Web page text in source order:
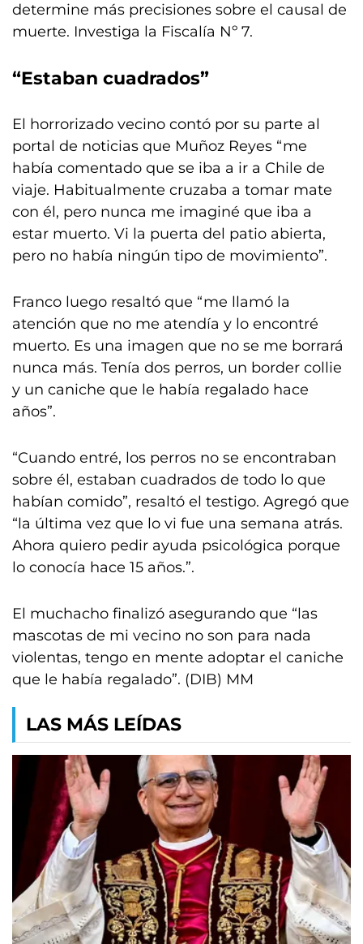
determine más precisiones sobre el causal de
muerte. Investiga la Fiscalía Nº 7.
“Estaban cuadrados”
El horrorizado vecino contó por su parte al
portal de noticias que Muñoz Reyes “me
había comentado que se iba a ir a Chile de
viaje. Habitualmente cruzaba a tomar mate
con él, pero nunca me imaginé que iba a
estar muerto. Vi la puerta del patio abierta,
pero no había ningún tipo de movimiento”.
Franco luego resaltó que “me llamó la
atención que no me atendía y lo encontré
muerto. Es una imagen que no se me borrará
nunca más. Tenía dos perros, un border collie
y un caniche que le había regalado hace
años”.
“Cuando entré, los perros no se encontraban
sobre él, estaban cuadrados de todo lo que
habían comido”, resaltó el testigo. Agregó que
“la última vez que lo vi fue una semana atrás.
Ahora quiero pedir ayuda psicológica porque
lo conocía hace 15 años.”.
El muchacho finalizó asegurando que “las
mascotas de mi vecino no son para nada
violentas, tengo en mente adoptar el caniche
que le había regalado”. (DIB) MM
LAS MÁS LEÍDAS